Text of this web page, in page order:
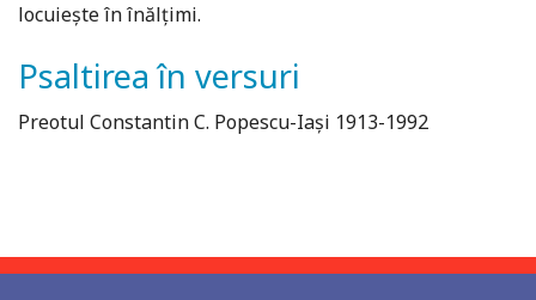
locuieşte în înălţimi.
Psaltirea în versuri
Preotul Constantin C. Popescu-Iaşi 1913-1992